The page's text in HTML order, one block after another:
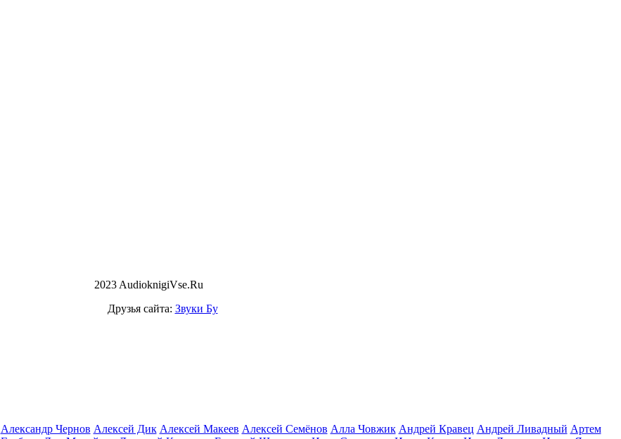
2023 AudioknigiVse.Ru
Друзья сайта: Звуки Бу
Александр Чернов Алексей Дик Алексей Макеев Алексей Семёнов Алла Човжик Андрей Кравец Андрей Ливадный Артем